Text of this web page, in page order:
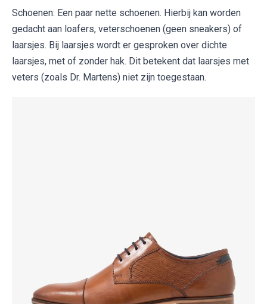
Schoenen: Een paar nette schoenen. Hierbij kan worden
gedacht aan loafers, veterschoenen (geen sneakers) of
laarsjes. Bij laarsjes wordt er gesproken over dichte
laarsjes, met of zonder hak. Dit betekent dat laarsjes met
veters (zoals Dr. Martens) niet zijn toegestaan.